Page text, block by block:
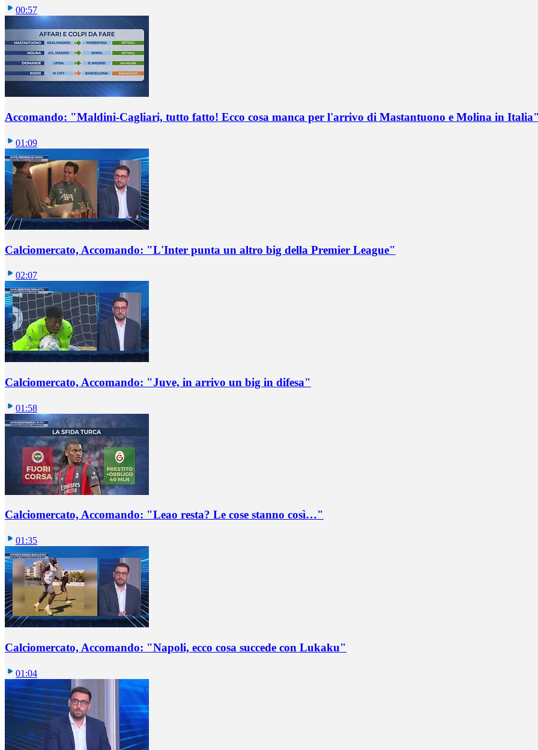
00:57
Accomando: "Maldini-Cagliari, tutto fatto! Ecco cosa manca per l'arrivo di Mastantuono e Molina in
01:09
Calciomercato, Accomando: "L'Inter punta un altro big della Premier League"
02:07
Calciomercato, Accomando: "Juve, in arrivo un big in difesa"
01:58
Calciomercato, Accomando: "Leao resta? Le cose stanno così…"
01:35
Calciomercato, Accomando: "Napoli, ecco cosa succede con Lukaku"
01:04